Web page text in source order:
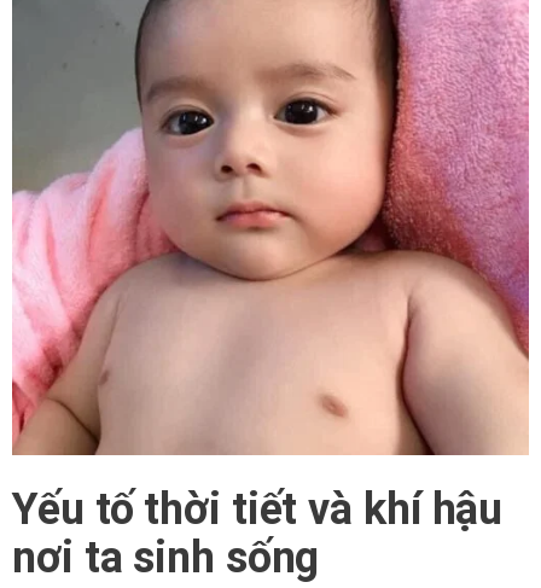
Yếu tố thời tiết và khí hậu
nơi ta sinh sống